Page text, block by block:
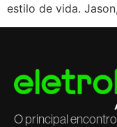
estilo de vida.
O principal